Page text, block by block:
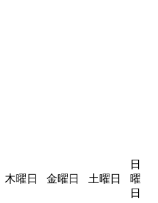
木曜日 金曜日 土曜日
日
曜
日